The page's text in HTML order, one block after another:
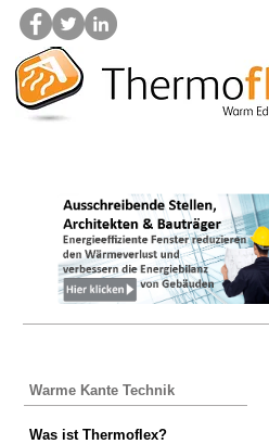
Warme Kante Technik
Was ist Thermoflex?